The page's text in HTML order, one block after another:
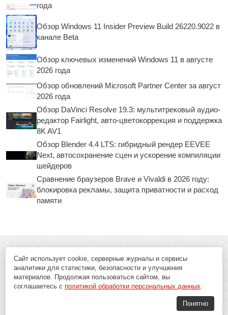
года
Обзор Windows 11 Insider Preview Build 26220.9022 в
канале Beta
Обзор ключевых изменений Windows 11 в августе
2026 года
Обзор обновлений Microsoft Partner Center за август
2026 года
Обзор DaVinci Resolve 19.3: мультитрековый аудио-
редактор Fairlight, авто-цветокоррекция и поддержка
8K AV1
Обзор Blender 4.4 LTS: гибридный рендер EEVEE
Next, автосохранение сцен и ускорение компиляции
шейдеров
Сравнение браузеров Brave и Vivaldi в 2026 году:
блокировка рекламы, защита приватности и расход
памяти
Сайт использует cookie, серверные журналы и сервисы
аналитики для статистики, безопасности и улучшения
материалов. Продолжая пользоваться сайтом, вы
соглашаетесь с политикой обработки персональных данных.
Понятно